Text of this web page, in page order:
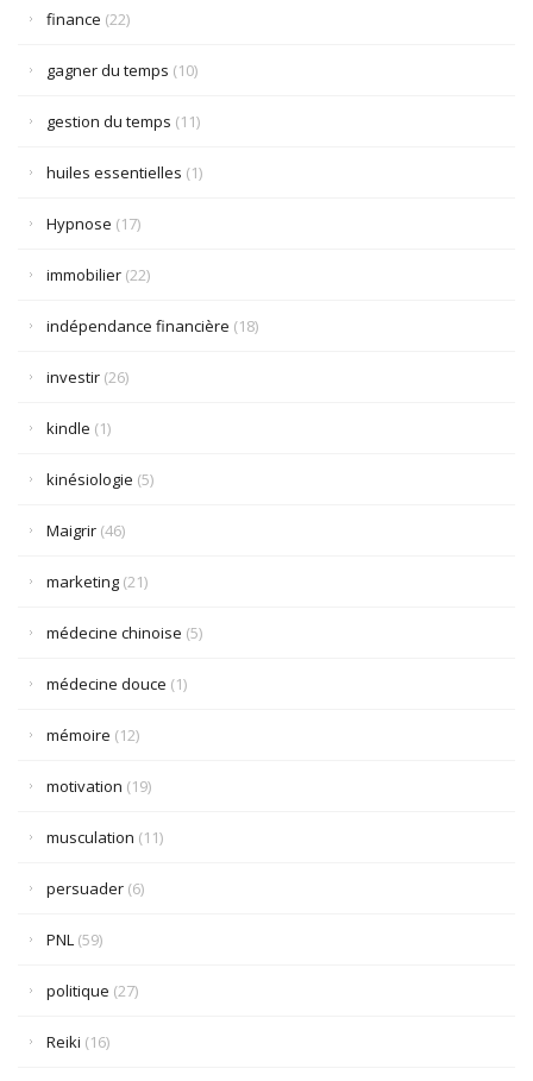
finance (22)
gagner du temps (10)
gestion du temps (11)
huiles essentielles (1)
Hypnose (17)
immobilier (22)
indépendance financière (18)
investir (26)
kindle (1)
kinésiologie (5)
Maigrir (46)
marketing (21)
médecine chinoise (5)
médecine douce (1)
mémoire (12)
motivation (19)
musculation (11)
persuader (6)
PNL (59)
politique (27)
Reiki (16)